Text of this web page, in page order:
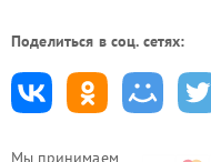
Мы принимаем
Поделиться в соц. сетях: